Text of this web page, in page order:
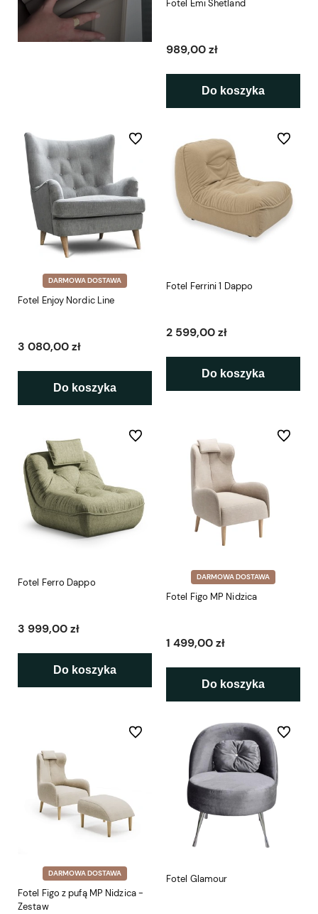
Fotel Emi Shetland
989,00 zł
Do koszyka
DARMOWA DOSTAWA
Fotel Enjoy Nordic Line
3 080,00 zł
Do koszyka
Do ulubionych
Fotel Ferrini 1 Dappo
2 599,00 zł
Do koszyka
Do
Fotel Ferro Dappo
3 999,00 zł
Do koszyka
Do ulubionych
DARMOWA DOSTAWA
Fotel Figo MP Nidzica
1 499,00 zł
Do koszyka
Do
DARMOWA DOSTAWA
Fotel Figo z pufą MP Nidzica -
Zestaw
Do ulubionych
Fotel Glamour
Do